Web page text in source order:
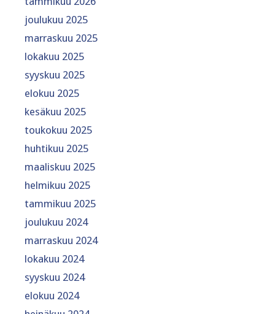
joulukuu 2025
marraskuu 2025
lokakuu 2025
syyskuu 2025
elokuu 2025
kesäkuu 2025
toukokuu 2025
huhtikuu 2025
maaliskuu 2025
helmikuu 2025
tammikuu 2025
joulukuu 2024
marraskuu 2024
lokakuu 2024
syyskuu 2024
elokuu 2024